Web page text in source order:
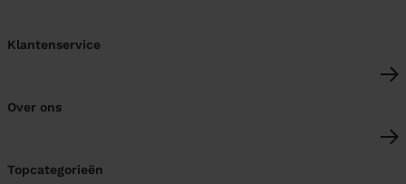
Klantenservice
Over ons
Topcategorieën